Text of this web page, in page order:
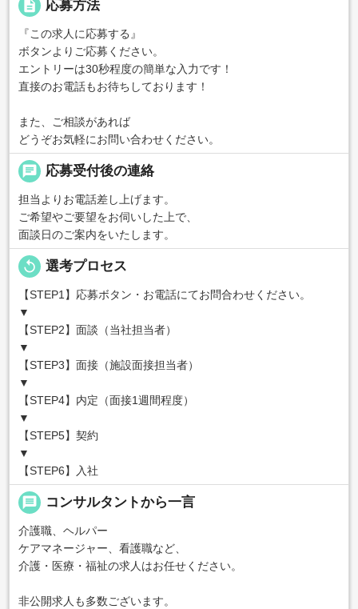
description 応募方法
『この求人に応募する』
ボタンよりご応募ください。
エントリーは30秒程度の簡単な入力です！
直接のお電話もお待ちしております！
また、ご相談があれば
どうぞお気軽にお問い合わせください。
chat 応募受付後の連絡
担当よりお電話差し上げます。
ご希望やご要望をお伺いした上で、
面談日のご案内をいたします。
replay 選考プロセス
【STEP1】応募ボタン・お電話にてお問合わせください。
▼
【STEP2】面談（当社担当者）
▼
【STEP3】面接（施設面接担当者）
▼
【STEP4】内定（面接1週間程度）
▼
【STEP5】契約
▼
【STEP6】入社
message コンサルタントから一言
介護職、ヘルパー
ケアマネージャー、看護職など、
介護・医療・福祉の求人はお任せください。
非公開求人も多数ございます。